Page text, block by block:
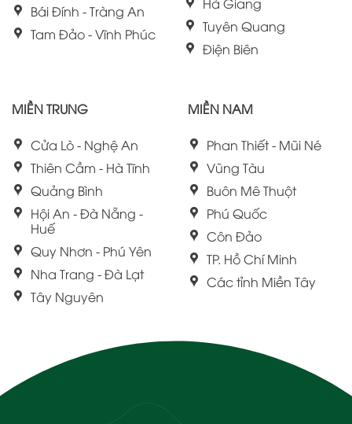
Bái Đính - Tràng An
Tam Đảo - Vĩnh Phúc
Hà Giang
Tuyên Quang
Điện Biên
MIỀN TRUNG
Cửa Lò - Nghệ An
Thiên Cầm - Hà Tĩnh
Quảng Bình
Hội An - Đà Nẵng -
Huế
Quy Nhơn - Phú Yên
Nha Trang - Đà Lạt
Tây Nguyên
MIỀN NAM
Phan Thiết - Mũi Né
Vũng Tàu
Buôn Mê Thuột
Phú Quốc
Côn Đảo
TP. Hồ Chí Minh
Các tỉnh Miền Tây